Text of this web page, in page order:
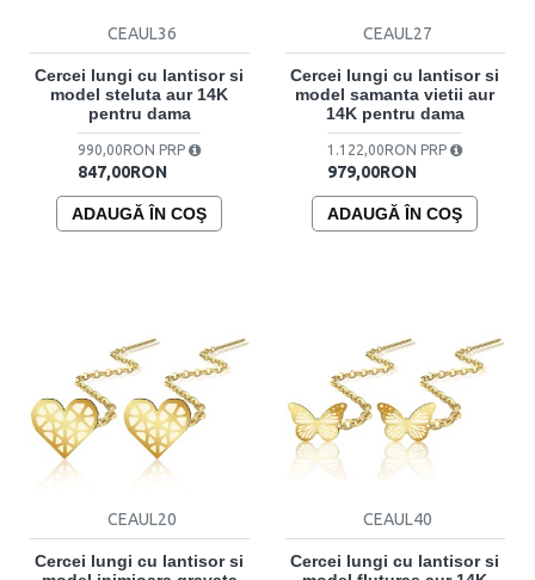
CEAUL36
Cercei lungi cu lantisor si
model steluta aur 14K
pentru dama
847,00RON
990,00RON PRP
ADAUGĂ ÎN COŞ
CEAUL27
Cercei lungi cu lantisor si
model samanta vietii aur
14K pentru dama
979,00RON
1.122,00RON PRP
ADAUGĂ ÎN COŞ
CEAUL20
Cercei lungi cu lantisor si
CEAUL40
Cercei lungi cu lantisor si